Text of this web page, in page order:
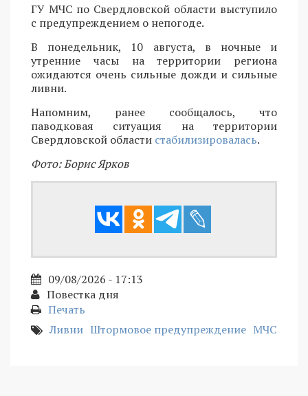
ГУ МЧС по Свердловской области выступило
с предупреждением о непогоде.
В понедельник, 10 августа, в ночные и
утренние часы на территории региона
ожидаются очень сильные дожди и сильные
ливни.
Напомним, ранее сообщалось, что
паводковая ситуация на территории
Свердловской области стабилизировалась.
Фото: Борис Ярков
09/08/2026 - 17:13
Повестка дня
Печать
Ливни Штормовое предупреждение МЧС